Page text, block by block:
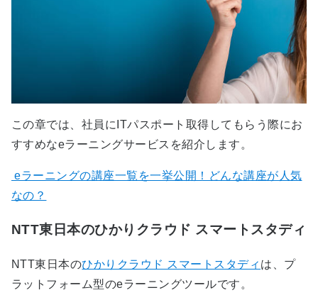
この章では、社員にITパスポート取得してもらう際にお
すすめなeラーニングサービスを紹介します。
eラーニングの講座一覧を一挙公開！どんな講座が人気
なの？
NTT東日本のひかりクラウド スマートスタディ
NTT東日本のひかりクラウド スマートスタディ は、プ
ラットフォーム型のeラーニングツールです。